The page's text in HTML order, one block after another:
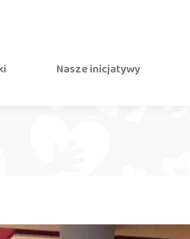
Nasze inicjatywy